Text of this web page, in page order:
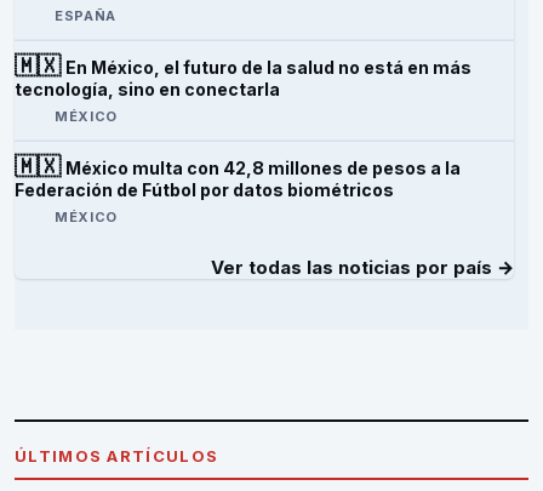
ESPAÑA
🇲🇽 En México, el futuro de la salud no está en más
tecnología, sino en conectarla
MÉXICO
🇲🇽 México multa con 42,8 millones de pesos a la
Federación de Fútbol por datos biométricos
MÉXICO
Ver todas las noticias por país →
ÚLTIMOS ARTÍCULOS